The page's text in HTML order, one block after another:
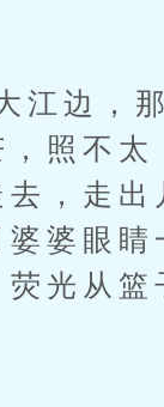
江边，
照不太
，走出
婆眼睛
光从篮